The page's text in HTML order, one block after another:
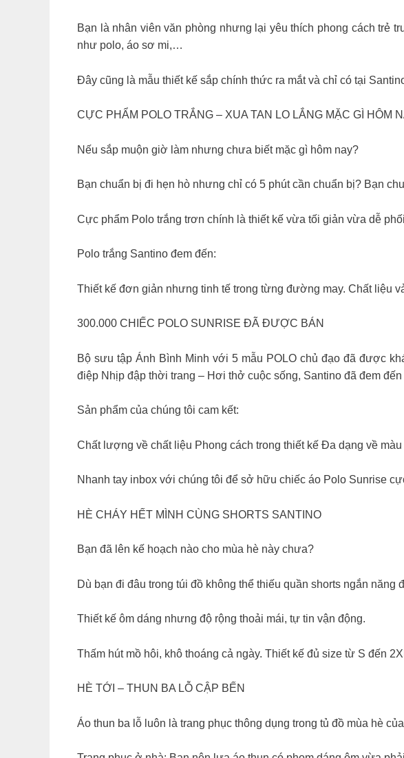
Bạn là nhân viên văn phòng nhưng lại yêu thích phong cách trẻ
như polo, áo sơ mi,…
Đây cũng là mẫu thiết kế sắp chính thức ra mắt và chỉ có tại
CỰC PHẨM POLO TRẮNG – XUA TAN LO LẮNG MẶC GÌ HÔM
Nếu sắp muộn giờ làm nhưng chưa biết mặc gì hôm nay?
Bạn chuẩn bị đi hẹn hò nhưng chỉ có 5 phút cần chuẩn bị? Bạn
Cực phẩm Polo trắng trơn chính là thiết kế vừa tối giản vừa dễ
Polo trắng Santino đem đến:
Thiết kế đơn giản nhưng tinh tế trong từng đường may. Chất liệu
300.000 CHIẾC POLO SUNRISE ĐÃ ĐƯỢC BÁN
Bộ sưu tập Ánh Bình Minh với 5 mẫu POLO chủ đạo đã được
điệp Nhịp đập thời trang – Hơi thở cuộc sống, Santino đã đem
Sản phẩm của chúng tôi cam kết:
Chất lượng về chất liệu Phong cách trong thiết kế Đa dạng về
Nhanh tay inbox với chúng tôi để sở hữu chiếc áo Polo Sunrise
️HÈ CHÁY HẾT MÌNH CÙNG SHORTS SANTINO
Bạn đã lên kế hoạch nào cho mùa hè này chưa?
Dù bạn đi đâu trong túi đồ không thể thiếu quần shorts ngắn năng
Thiết kế ôm dáng nhưng độ rộng thoải mái, tự tin vận động.
Thấm hút mồ hôi, khô thoáng cả ngày. Thiết kế đủ size từ S đến
HÈ TỚI – THUN BA LỖ CẬP BẾN
Áo thun ba lỗ luôn là trang phục thông dụng trong tủ đồ mùa hè